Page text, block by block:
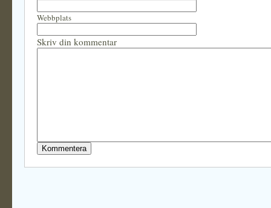
Webbplats
Skriv din kommentar